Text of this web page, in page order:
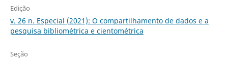
Edição
v. 26 n. Especial (2021): O compartilhamento de dados e a
pesquisa bibliométrica e cientométrica
Seção